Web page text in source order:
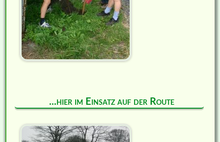
...hier im Einsatz auf der Route